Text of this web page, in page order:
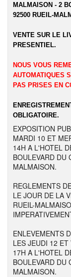
MALMAISON - 2
92500 RUEIL-
VENTE SUR LE
PRESENTIEL.
NOUS VOUS
AUTOMATIQUES
PAS PRISES EN
OBLIGATOIRE.
EXPOSITION
MARDI 10 ET
14H A L'HOTEL
BOULEVARD DU
MALMAISON.
REGLEMENTS
LE JOUR DE LA
RUEIL-
ENLEVEMENTS
LES JEUDI 12
17H A L'HOTEL
BOULEVARD DU
MALMAISON.